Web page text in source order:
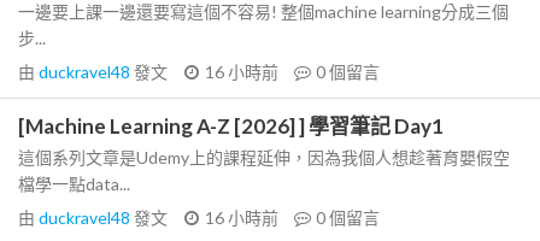
一邊要上課一邊還要寫這個不容易! 整個machine learning分成三個
步...
由 duckravel48 發文 16 小時前 0個留言
[Machine Learning A-Z [2026] ] 學習筆記 Day1
這個系列文章是Udemy上的課程延伸，因為我個人想趁著育嬰假空
檔學一點data...
由 duckravel48 發文 16 小時前 0個留言